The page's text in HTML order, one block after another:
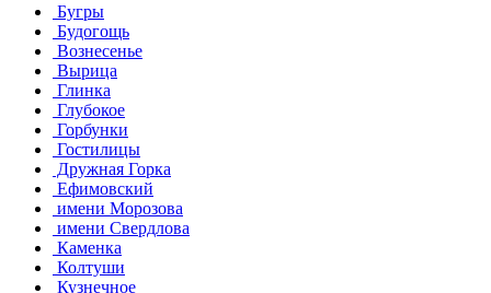
Бугры
Будогощь
Вознесенье
Вырица
Глинка
Глубокое
Горбунки
Гостилицы
Дружная Горка
Ефимовский
имени Морозова
имени Свердлова
Каменка
Колтуши
Кузнечное